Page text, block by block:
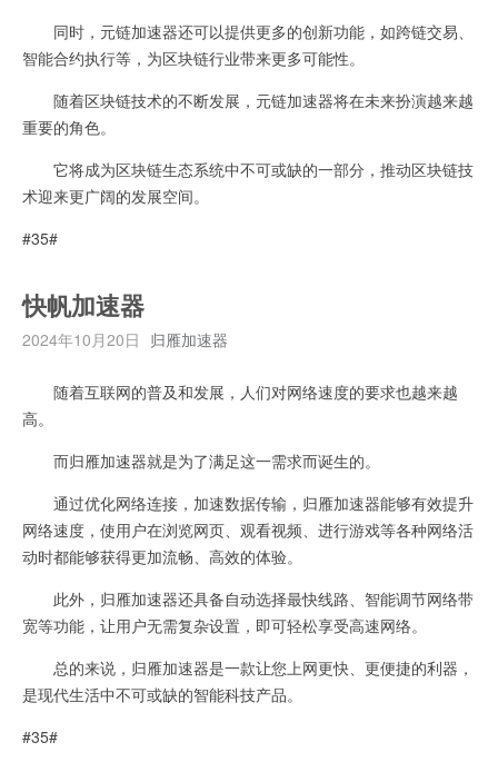
同时，元链加速器还可以提供更多的创新功能，如跨链交易、
智能合约执行等，为区块链行业带来更多可能性。
随着区块链技术的不断发展，元链加速器将在未来扮演越来越
重要的角色。
它将成为区块链生态系统中不可或缺的一部分，推动区块链技
术迎来更广阔的发展空间。
#35#
快帆加速器
2024年10月20日 归雁加速器
随着互联网的普及和发展，人们对网络速度的要求也越来越
高。
而归雁加速器就是为了满足这一需求而诞生的。
通过优化网络连接，加速数据传输，归雁加速器能够有效提升
网络速度，使用户在浏览网页、观看视频、进行游戏等各种网络活
动时都能够获得更加流畅、高效的体验。
此外，归雁加速器还具备自动选择最快线路、智能调节网络带
宽等功能，让用户无需复杂设置，即可轻松享受高速网络。
总的来说，归雁加速器是一款让您上网更快、更便捷的利器，
是现代生活中不可或缺的智能科技产品。
#35#